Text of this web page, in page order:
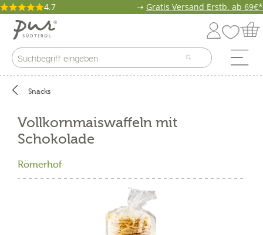
4.7 ➝ Gratis Versand Erstb. ab 69€*
Snacks
Vollkornmaiswaffeln mit
Schokolade
Römerhof